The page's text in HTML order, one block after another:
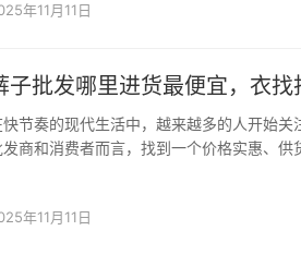
年11月11日
子批发哪里进货最便宜，衣
快节奏的现代生活中，越来越多的人开始
发商和消费者而言，找到一个价格实惠、
年11月11日